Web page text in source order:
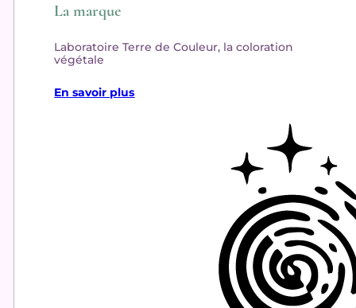
La marque
Laboratoire Terre de Couleur, la coloration
végétale
En savoir plus